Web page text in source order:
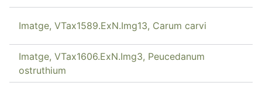
Imatge, VTax1589.ExN.Img13, Carum carvi
Imatge, VTax1606.ExN.Img3, Peucedanum
ostruthium